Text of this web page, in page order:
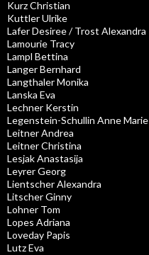
Kurz Christian
Kuttler Ulrike
Lafer Desiree / Trost Alexandra
Lamourie Tracy
Lampl Bettina
Langer Bernhard
Langthaler Monika
Lanska Eva
Lechner Kerstin
Legenstein-Schullin Anne Marie
Leitner Andrea
Leitner Christina
Lesjak Anastasija
Leyrer Georg
Lientscher Alexandra
Litscher Ginny
Lohner Tom
Lopes Adriana
Loveday Papis
Lutz Eva